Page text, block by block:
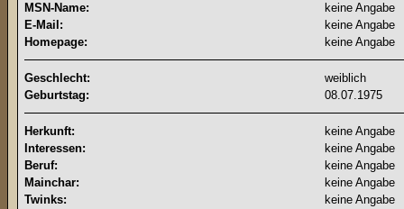
MSN-Name:
keine Angabe
E-Mail:
keine Angabe
Homepage:
keine Angabe
Geschlecht:
weiblich
Geburtstag:
08.07.1975
Herkunft:
keine Angabe
Interessen:
keine Angabe
Beruf:
keine Angabe
Mainchar:
keine Angabe
Twinks:
keine Angabe